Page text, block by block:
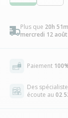
Plus que 20h
mercredi 12 août
Paiement
Des
écoute au 02